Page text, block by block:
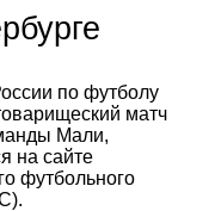
по футболу
матч
Мали,
на сайте
футбольного